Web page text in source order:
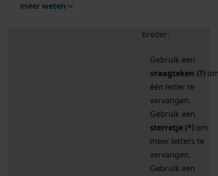
meer weten
breder:
Gebruik een
vraagteken (?)
één letter te
vervangen.
Gebruik een
sterretje (*) om
meer letters te
vervangen.
Gebruik een